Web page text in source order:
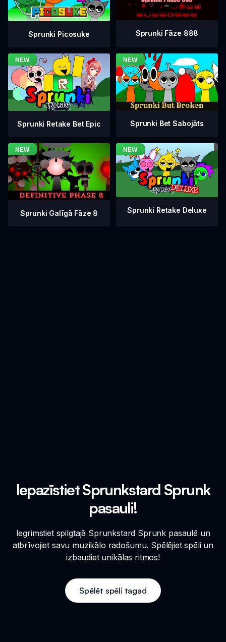
Sprunki Picosuke Sprunki Fāze 888
Sprunki Retake Bet Epic Sprunki Bet Sabojāts
Sprunki Galīgā Fāze 8 Sprunki Retake Deluxe
Iepazīstiet Sprunkstard Sprunk
pasauli!
Iegrimstiet spilgtajā Sprunkstard Sprunk pasaulē un
atbrīvojiet savu muzikālo radošumu. Spēlējiet spēli un
izbaudiet unikālas ritmos!
Spēlēt spēli tagad